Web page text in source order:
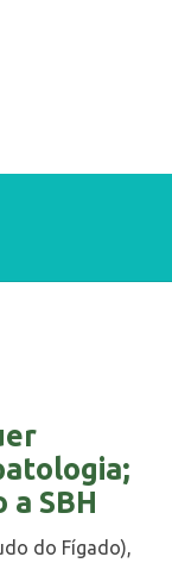
SBH
do Fígado),